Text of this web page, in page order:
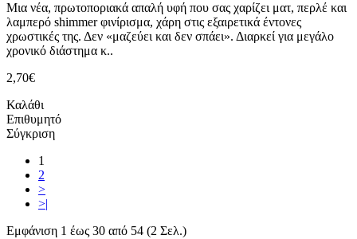
Μια νέα, πρωτοποριακά απαλή υφή που σας χαρίζει ματ, περλέ και
λαμπερό shimmer φινίρισμα, χάρη στις εξαιρετικά έντονες
χρωστικές της. Δεν «μαζεύει και δεν σπάει». Διαρκεί για μεγάλο
χρονικό διάστημα κ..
2,70€
Καλάθι
Επιθυμητό
Σύγκριση
1
2
>
>|
Εμφάνιση 1 έως 30 από 54 (2 Σελ.)